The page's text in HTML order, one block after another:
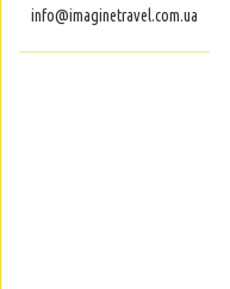
info@imaginetravel.com.ua